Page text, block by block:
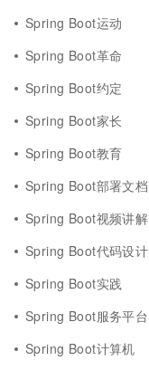
Spring Boot运动
Spring Boot革命
Spring Boot约定
Spring Boot家长
Spring Boot教育
Spring Boot部署文档
Spring Boot视频讲解
Spring Boot代码设计
Spring Boot实践
Spring Boot服务平台
Spring Boot计算机